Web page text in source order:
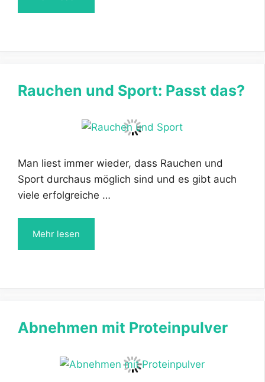
Rauchen und Sport: Passt das?
Man liest immer wieder, dass Rauchen und
Sport durchaus möglich sind und es gibt auch
viele erfolgreiche …
Mehr lesen
Abnehmen mit Proteinpulver